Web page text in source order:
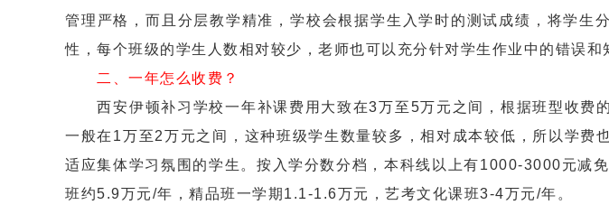
管理严格，而且分层教学精准，学校会根据学生入学时的测试成绩，将学生
性，每个班级的学生人数相对较少，老师也可以充分针对学生作业中的错误和
二、一年怎么收费？
西安伊顿补习学校一年补课费用大致在3万至5万元之间，根据班型收费
一般在1万至2万元之间，这种班级学生数量较多，相对成本较低，所以学费
适应集体学习氛围的学生。按入学分数分档，本科线以上有1000-3000元减
班约5.9万元/年，精品班一学期1.1-1.6万元，艺考文化课班3-4万元/年。